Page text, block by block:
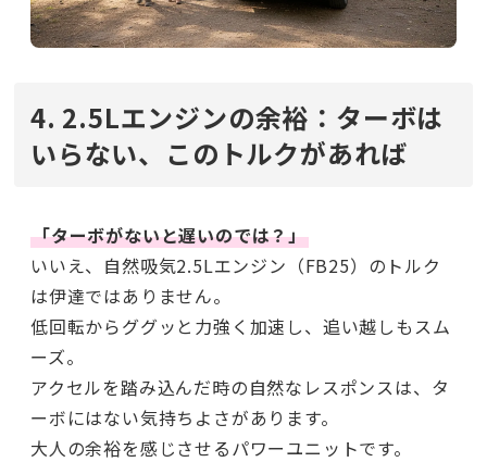
4. 2.5Lエンジンの余裕：ターボは
いらない、このトルクがあれば
「ターボがないと遅いのでは？」
いいえ、自然吸気2.5Lエンジン（FB25）のトルク
は伊達ではありません。
低回転からググッと力強く加速し、追い越しもスム
ーズ。
アクセルを踏み込んだ時の自然なレスポンスは、タ
ーボにはない気持ちよさがあります。
大人の余裕を感じさせるパワーユニットです。